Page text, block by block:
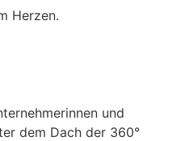
Herzen.
und
dem Dach der 360°